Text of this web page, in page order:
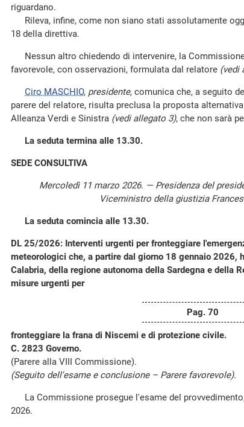
riguardano.
Rileva, infine, come non siano stati assolutamente
18 della direttiva.
Nessun altro chiedendo di intervenire, la
favorevole, con osservazioni, formulata dal relatore (vedi
Ciro MASCHIO, presidente, comunica che, a seguito
parere del relatore, risulta preclusa la proposta
Alleanza Verdi e Sinistra (vedi allegato 3), che non sarà
La seduta termina alle 13.30.
SEDE CONSULTIVA
Mercoledì 11 marzo 2026. — Presidenza del
Viceministro della giustizia
La seduta comincia alle 13.30.
DL 25/2026: Interventi urgenti per fronteggiare
meteorologici che, a partire dal giorno 18 gennaio 2026,
Calabria, della regione autonoma della Sardegna e della
misure urgenti per
Pag. 70
fronteggiare la frana di Niscemi e di protezione civile.
C. 2823 Governo.
(Parere alla VIII Commissione).
(Seguito dell'esame e conclusione – Parere favorevole).
La Commissione prosegue l'esame del
2026.